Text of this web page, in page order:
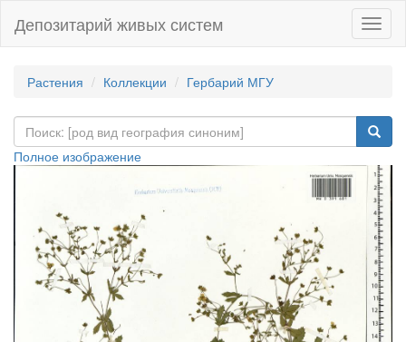
Депозитарий живых систем
Растения Коллекции Гербарий МГУ
Полное изображение